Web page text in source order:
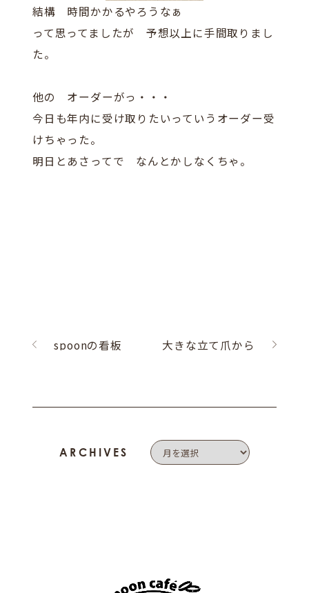
結構 時間かかるやろうなぁ
って思ってましたが 予想以上に手間取りまし
た。
他の オーダーがっ・・・
今日も年内に受け取りたいっていうオーダー受
けちゃった。
明日とあさってで なんとかしなくちゃ。
spoonの看板 大きな立て爪から
ARCHIVES